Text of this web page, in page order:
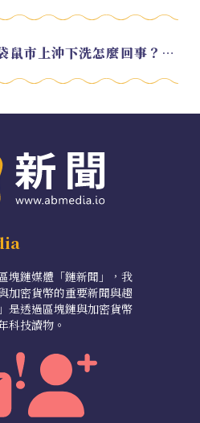
EP.213 川普大攪局：袋鼠市上沖下洗怎麼回事？feat. Alvin
塊鏈媒體「鏈新聞」，我
加密貨幣的重要新聞與趨
是透過區塊鏈與加密貨幣
科技讀物。